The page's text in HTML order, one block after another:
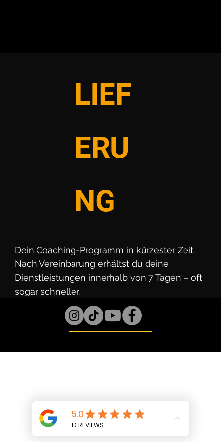
LIEF
ERU
NG
Dein Coaching-Programm in kürzester Zeit.
Nach Vereinbarung erhältst du deine
Dienstleistungen innerhalb von 7 Tagen – oft
sogar schneller.